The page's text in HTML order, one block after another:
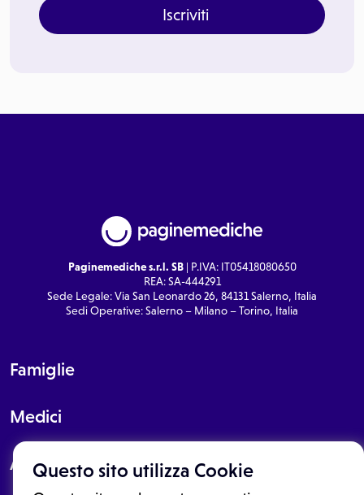
Questo sito utilizza Cookie
Iscriviti
Paginemediche s.r.l. SB| P.IVA: IT05418080650
REA: SA-444291
Sede Legale: Via San Leonardo 26, 84131 Salerno, Italia
Sedi Operative: Salerno – Milano – Torino, Italia
Famiglie
Medici
About